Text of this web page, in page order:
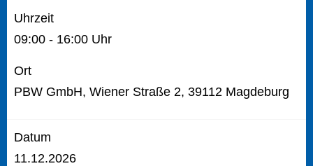
Uhrzeit
09:00 - 16:00 Uhr
Ort
PBW GmbH, Wiener Straße 2, 39112 Magdeburg
Datum
11.12.2026